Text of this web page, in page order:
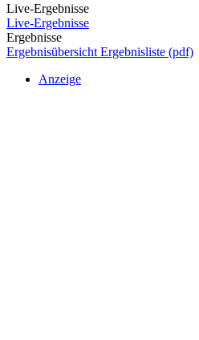
Live-Ergebnisse
Live-Ergebnisse
Ergebnisse
Ergebnisübersicht Ergebnisliste (pdf)
Anzeige